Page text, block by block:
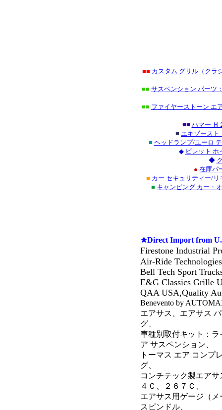
■■ カスタム グリル（クラ
■■ サスペンション パーツ
■■ ファイヤーストーン エ
■■ ハマー Ｈ
■ エキゾース
■ ヘッドランプ/ユーロ
◆ ビレット ホ
◆
● 在庫パ
■ カー セキュリティー/
■ キャンピング カー・
★Direct Import from
Firestone Industrial
Air-Ride
Bell Tech Sport
E&G Classics Grille
QAA USA,Quality
Benevento by
エアサス、エアサス
グ、
車種別取付キット：
ア サスペンション、
トーマス エア コンプ
グ、
コンチテック製エア
４Ｃ、２６７Ｃ、
エアサス用ゲージ（
スピンドル、